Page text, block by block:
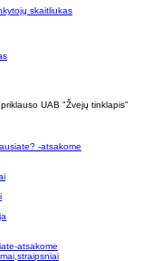
UAB "Žvejų tinklapis"
-atsakome
atsakome